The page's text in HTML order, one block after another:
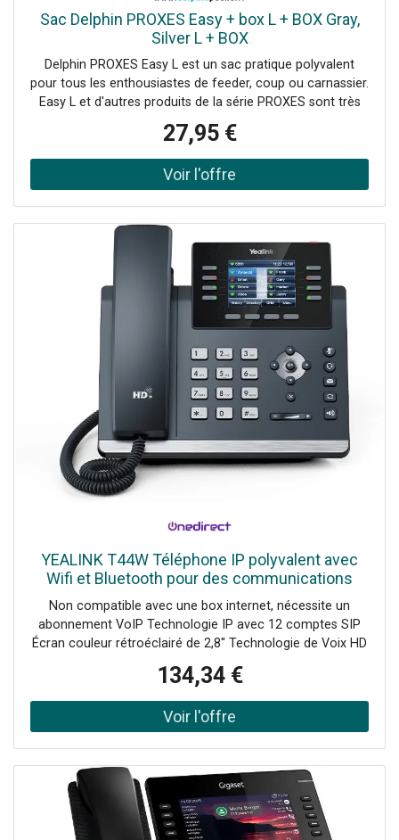
Sac Delphin PROXES Easy + box L + BOX Gray,
Silver L + BOX
Delphin PROXES Easy L est un sac pratique polyvalent
pour tous les enthousiastes de feeder, coup ou carnassier.
Easy L et d'autres produits de la série PROXES sont très
pratiques et abordables. Les couleurs de la série PROXES
imitent les couleurs d'environnement. Les fermetures
oranges offrent meilleure visibilité pendant le brouillard. Le
sac entier est en matériel haut de gamme et la partie
grand et il comprit une boîte plastique transparente avec
des cloisons réglables. Cette boîte est convenable pour
vos leurres carnassiers ou d'autres accessoires. Le sac
est muni de fermetures éclair de qualité avec des
curseurs avec un logo Delphin. À l'intérieur de couvercle
est une poche à zip en filet pour y mettre des petits
accessoires ou vos documents. De plus, il y a une autre
poche de front. Tous nos produits sont conçus avec une
attention aux détails, c'est pourquoi nous avons
également ajouté des boucles des deux côtés du sac Easy
L pour y insérer un péan ou une pince. Ce sac a aussi une
poignée de transport sur le couvercle en haut et une
sangle d'épaule réglable. Informations techniques L :
Dimensions externes : 27x19x16 cm Dimension d'espace
central : 27x16x16 cm Dimensions poche frontale :
27,95 €
YEALINK T44W Téléphone IP polyvalent avec
Wifi et Bluetooth pour des communications
professionnelles toujours claires.
Non compatible avec une box internet, nécessite un
abonnement VoIP Technologie IP avec 12 comptes SIP
Écran couleur rétroéclairé de 2,8'' Technologie de Voix HD
Optima pour des appels clairs 2 ports Gigabit Ethernet
Bluetooth 4.2 : ajoutez un casque sans-fil ! Wi-Fi bi-bande
(2,4G et 5G) intégré Prend en charge les modules
d'extension
134,34 €